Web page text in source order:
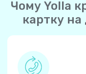
Чому Yolla
картку на